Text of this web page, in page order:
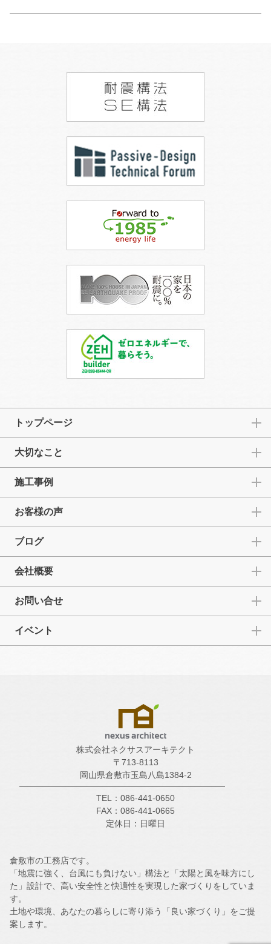
トップページ
大切なこと
施工事例
お客様の声
ブログ
会社概要
お問い合せ
イベント
株式会社ネクサスアーキテクト
〒713-8113
岡山県倉敷市玉島八島1384-2
TEL：086-441-0650
FAX：086-441-0665
定休日：日曜日
倉敷市の工務店です。
「地震に強く、台風にも負けない」構法と「太陽と風を味方にし
た」設計で、高い安全性と快適性を実現した家づくりをしていま
す。
土地や環境、あなたの暮らしに寄り添う「良い家づくり」をご提
案します。